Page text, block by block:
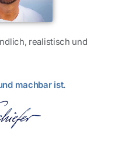
realistisch und
machbar ist.